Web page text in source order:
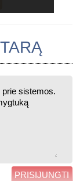
PRISIJUNGTI